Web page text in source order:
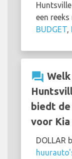
een
BUDGET,
question_answer
biedt
voor Kia
DOLLAR